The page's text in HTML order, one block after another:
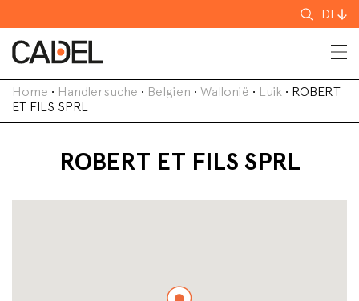
Suchen
nach
DE
Home • Handlersuche • Belgien • Wallonië • Luik • ROBERT
ET FILS SPRL
ROBERT ET FILS SPRL